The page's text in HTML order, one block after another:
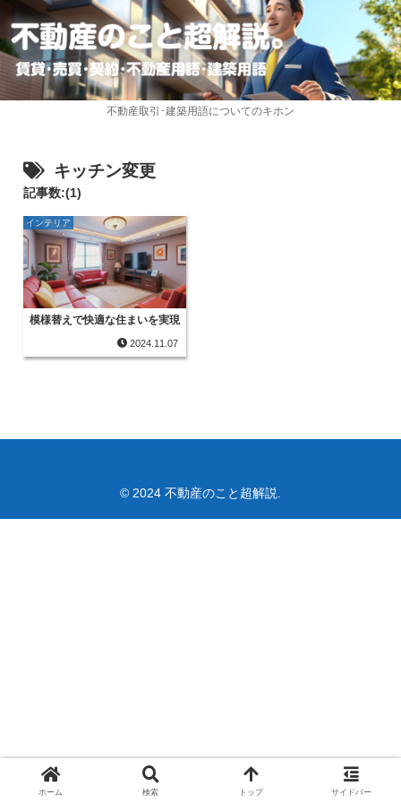
不動産取引･建築用語についてのキホン
キッチン変更
記事数:(1)
インテリア
模様替えで快適な住まいを実現
2024.11.07
© 2024 不動産のこと超解説.
ホーム 検索 トップ サイドバー